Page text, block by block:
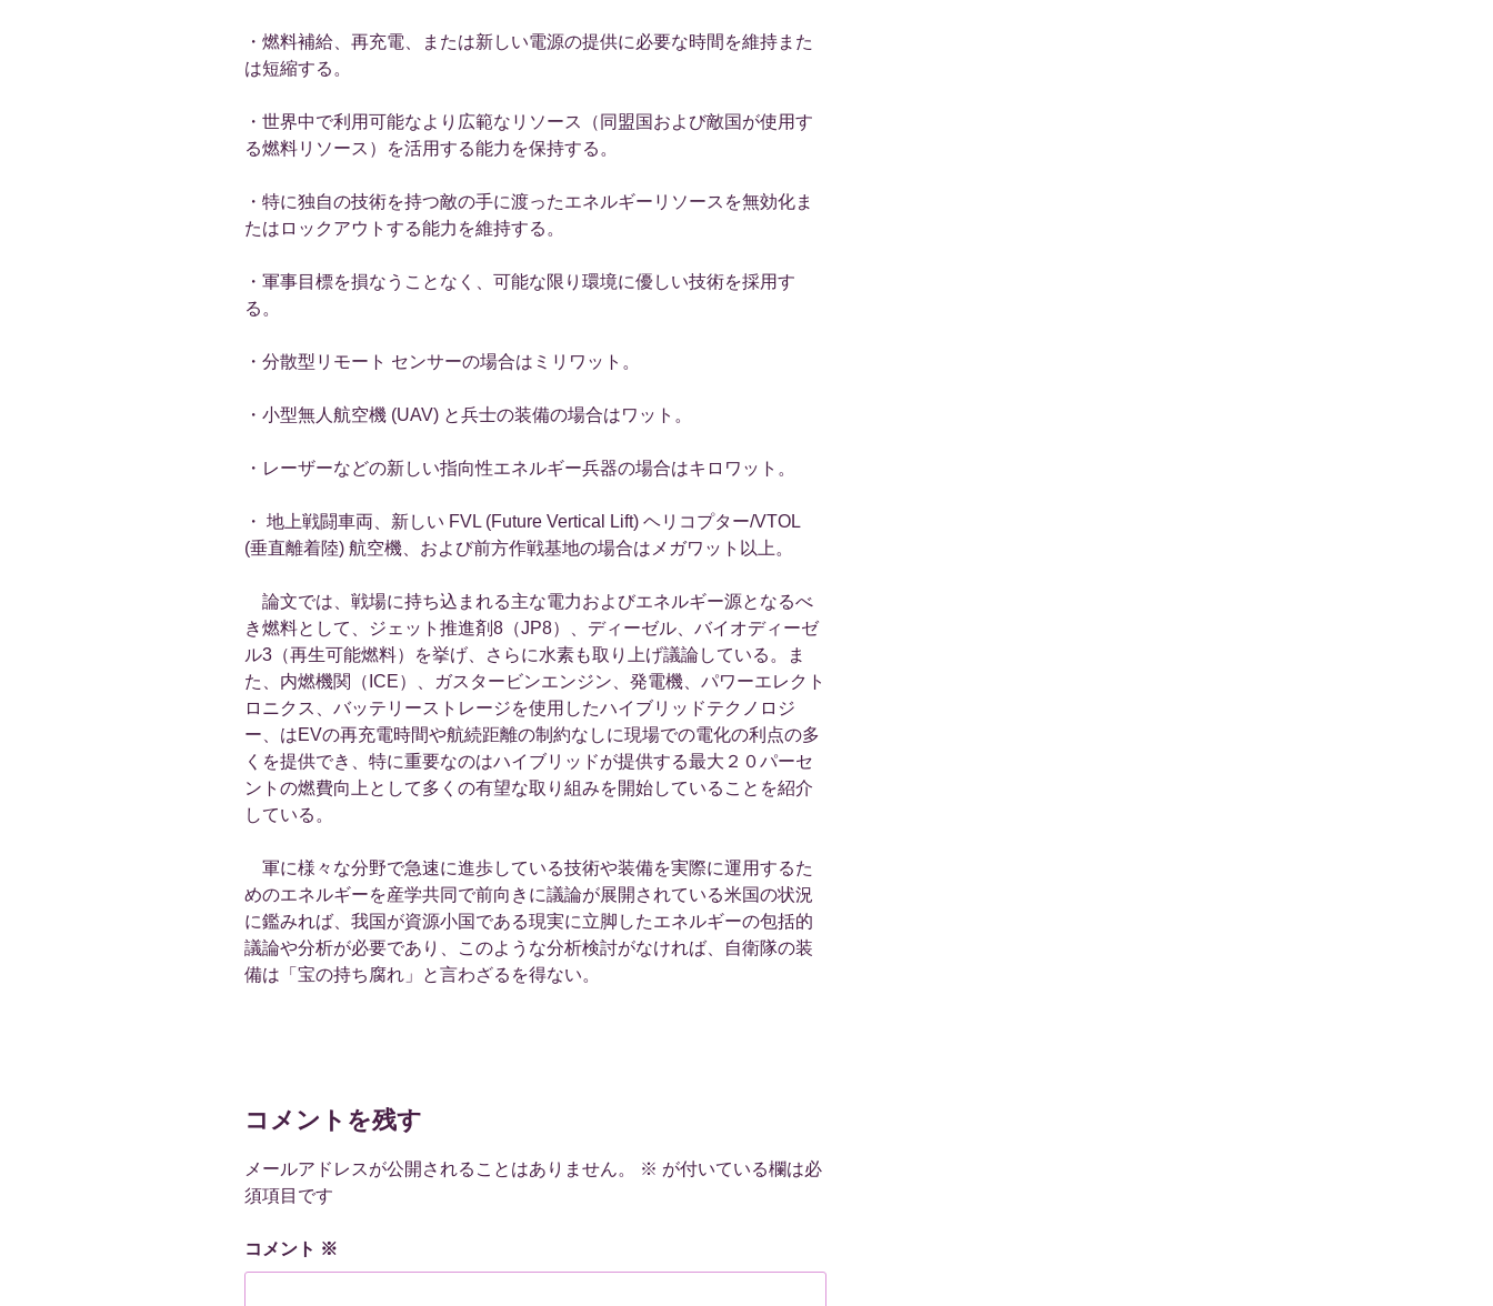
・燃料補給、再充電、または新しい電源の提供に必要な時間を維持また
は短縮する。
・世界中で利用可能なより広範なリソース（同盟国および敵国が使用す
る燃料リソース）を活用する能力を保持する。
・特に独自の技術を持つ敵の手に渡ったエネルギーリソースを無効化ま
たはロックアウトする能力を維持する。
・軍事目標を損なうことなく、可能な限り環境に優しい技術を採用す
る。
・分散型リモート センサーの場合はミリワット。
・小型無人航空機 (UAV) と兵士の装備の場合はワット。
・レーザーなどの新しい指向性エネルギー兵器の場合はキロワット。
・ 地上戦闘車両、新しい FVL (Future Vertical Lift) ヘリコプター/VTOL
(垂直離着陸) 航空機、および前方作戦基地の場合はメガワット以上。
論文では、戦場に持ち込まれる主な電力およびエネルギー源となるべ
き燃料として、ジェット推進剤8（JP8）、ディーゼル、バイオディーゼ
ル3（再生可能燃料）を挙げ、さらに水素も取り上げ議論している。ま
た、内燃機関（ICE）、ガスタービンエンジン、発電機、パワーエレクト
ロニクス、バッテリーストレージを使用したハイブリッドテクノロジ
ー、はEVの再充電時間や航続距離の制約なしに現場での電化の利点の多
くを提供でき、特に重要なのはハイブリッドが提供する最大２０パーセ
ントの燃費向上として多くの有望な取り組みを開始していることを紹介
している。
軍に様々な分野で急速に進歩している技術や装備を実際に運用するた
めのエネルギーを産学共同で前向きに議論が展開されている米国の状況
に鑑みれば、我国が資源小国である現実に立脚したエネルギーの包括的
議論や分析が必要であり、このような分析検討がなければ、自衛隊の装
備は「宝の持ち腐れ」と言わざるを得ない。
コメントを残す
メールアドレスが公開されることはありません。 ※ が付いている欄は必
須項目です
コメント ※